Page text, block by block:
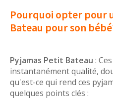
Pourquoi opter pour
Bateau pour son
Pyjamas Petit Bateau :
instantanément qualité,
qu'est-ce qui rend ces
quelques points clés :